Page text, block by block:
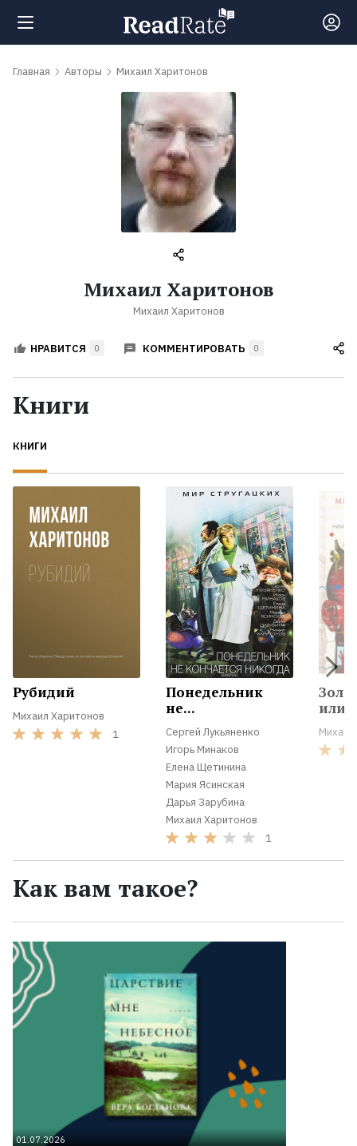
Поиск
обсуждаемые
Авторы
Жанры
Экранизации
Коллекции
Главная Авторы Михаил Харитонов
Михаил Харитонов
Михаил Харитонов
НРАВИТСЯ 0 КОММЕНТИРОВАТЬ 0
Книги
КНИГИ
Рубидий
Михаил Харитонов
1
Понедельник
не...
Сергей Лукьяненко
Игорь Минаков
Елена Щетинина
Мария Ясинская
Дарья Зарубина
Михаил Харитонов
1
или...
Как вам такое?
01.07.2026